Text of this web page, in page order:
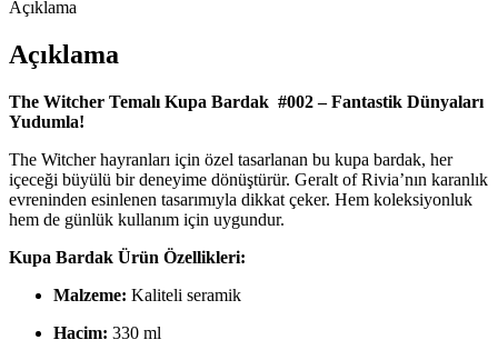
Açıklama
Açıklama
The Witcher Temalı Kupa Bardak #002 – Fantastik Dünyaları
Yudumla!
The Witcher hayranları için özel tasarlanan bu kupa bardak, her
içeceği büyülü bir deneyime dönüştürür. Geralt of Rivia’nın karanlık
evreninden esinlenen tasarımıyla dikkat çeker. Hem koleksiyonluk
hem de günlük kullanım için uygundur.
Kupa Bardak Ürün Özellikleri:
Malzeme: Kaliteli seramik
Hacim: 330 ml